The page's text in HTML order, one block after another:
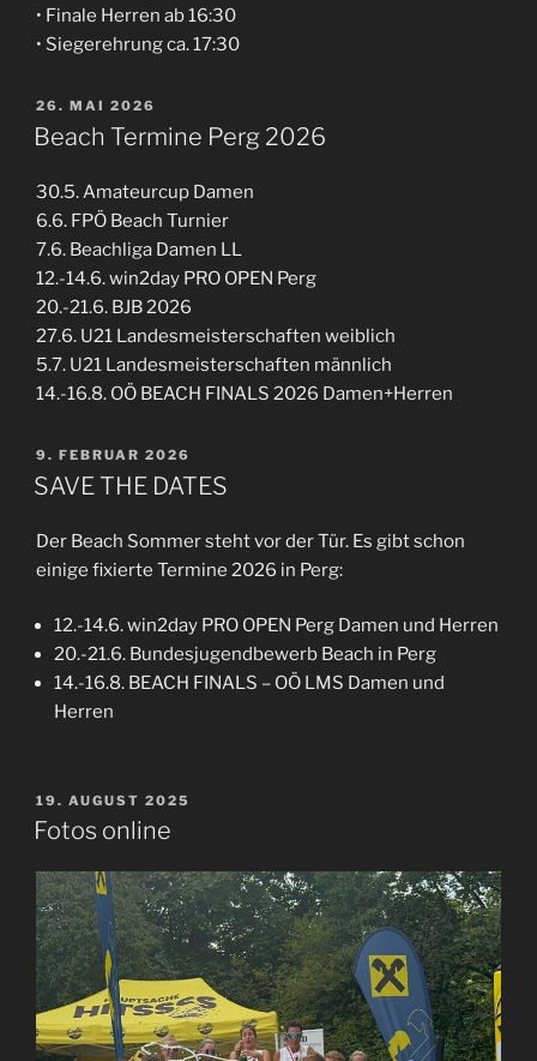
• Finale Herren ab 16:30
• Siegerehrung ca. 17:30
VERÖFFENTLICHT
AM
26. MAI 2026
Beach Termine Perg 2026
30.5. Amateurcup Damen
6.6. FPÖ Beach Turnier
7.6. Beachliga Damen LL
12.-14.6. win2day PRO OPEN Perg
20.-21.6. BJB 2026
27.6. U21 Landesmeisterschaften weiblich
5.7. U21 Landesmeisterschaften männlich
14.-16.8. OÖ BEACH FINALS 2026 Damen+Herren
VERÖFFENTLICHT
AM
9. FEBRUAR 2026
SAVE THE DATES
Der Beach Sommer steht vor der Tür. Es gibt schon
einige fixierte Termine 2026 in Perg:
12.-14.6. win2day PRO OPEN Perg Damen und Herren
20.-21.6. Bundesjugendbewerb Beach in Perg
14.-16.8. BEACH FINALS – OÖ LMS Damen und
Herren
VERÖFFENTLICHT
AM
19. AUGUST 2025
Fotos online